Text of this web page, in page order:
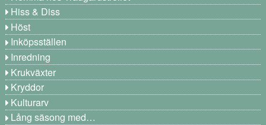
Hiss & Diss
Höst
Inköpsställen
Inredning
Krukväxter
Kryddor
Kulturarv
Lång säsong med…